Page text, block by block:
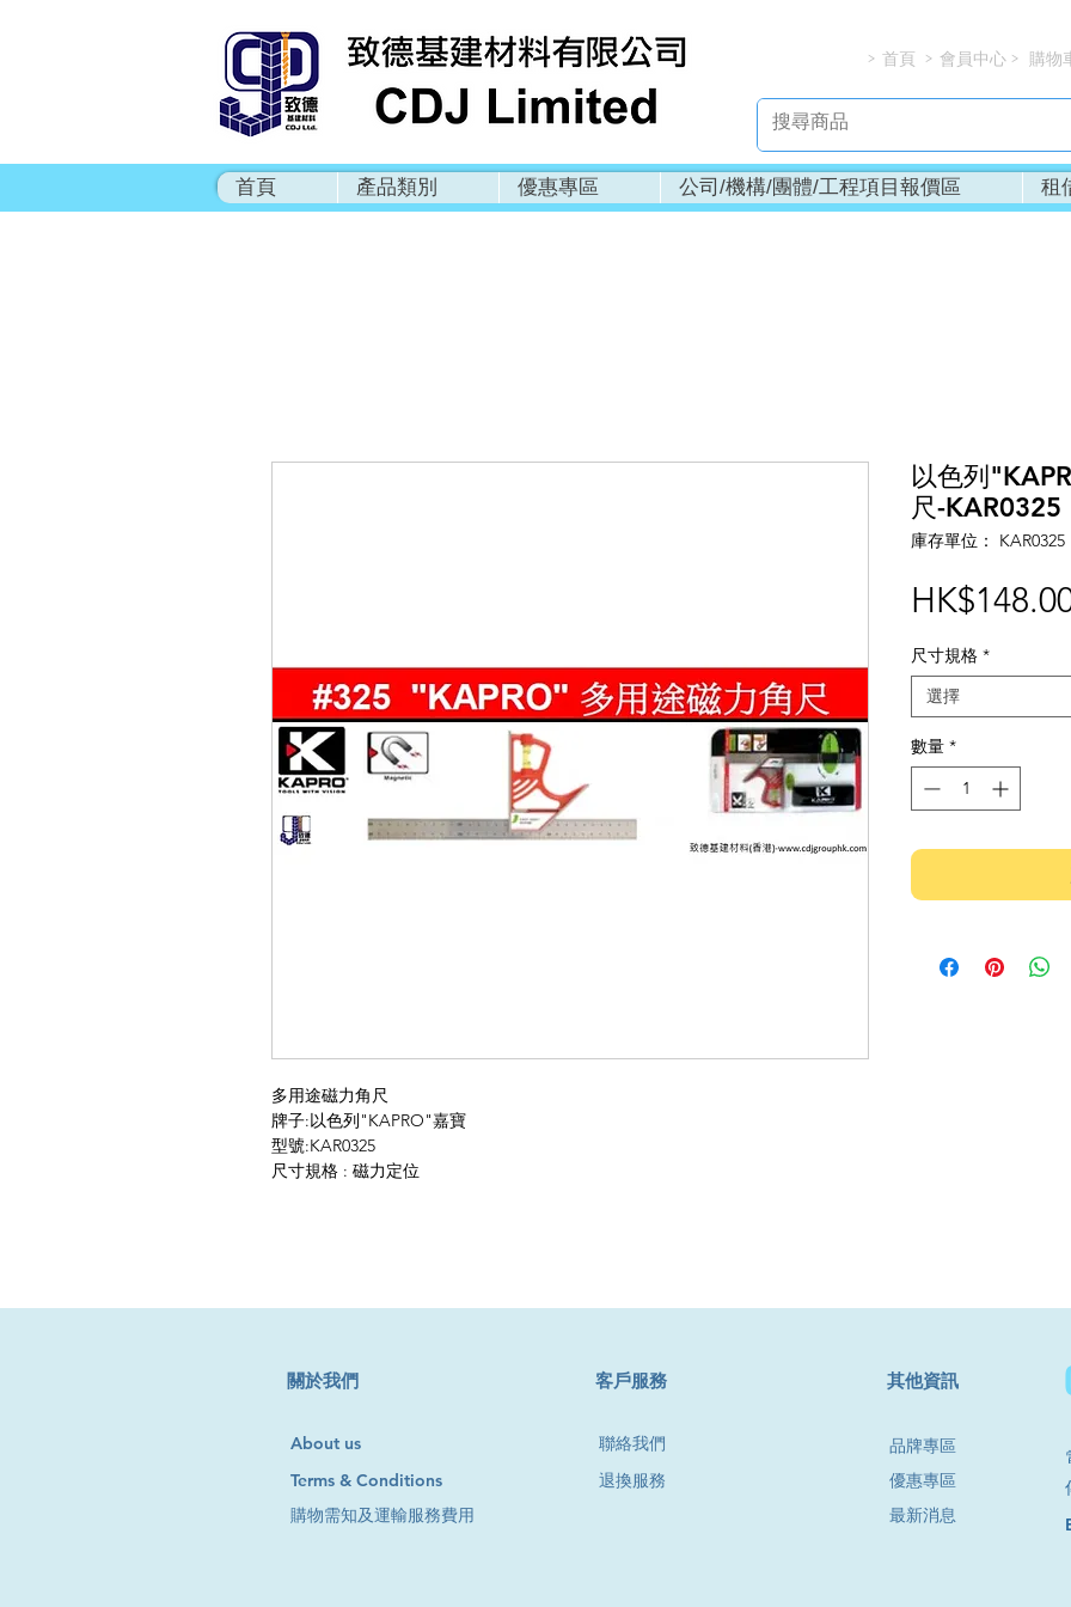
> > >
首頁 會員中心 購物
首頁 產品類別 優惠專區 公司/機構/團體/工程項目報價區 租
多用途磁力角尺
牌子:以色列"KAPRO"嘉寶
型號:KAR0325
尺寸規格 : 磁力定位
以色列
尺-KAR0325
庫存單位： KAR0325
尺寸規格 *
選擇
數量 *
​關於我們
About us
Terms & Conditions
​客戶服務
聯絡我們
退換服務
購物需知及運輸服務費用
其他資訊
品牌專區
優惠專區
最新消息